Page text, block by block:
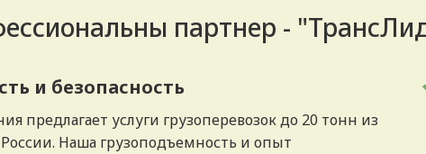
партнер -
и безопасность
предлагает услуги грузоперевозок до 20 тонн из
Наша грузоподъемность и опыт